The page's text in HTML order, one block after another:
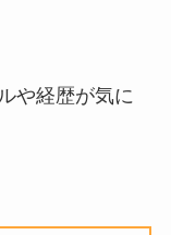
や経歴が気に